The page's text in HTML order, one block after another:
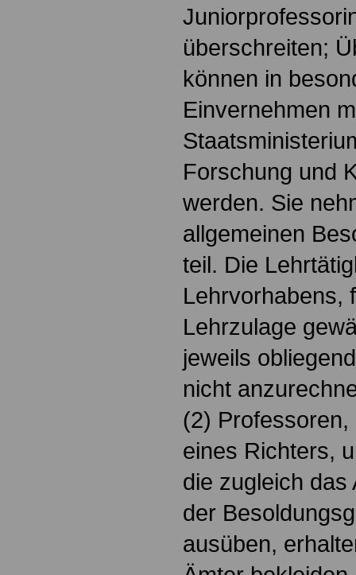
überschreiten;
können in
Einvernehmen
Forschung und
werden. Sie
allgemeinen
teil. Die
Lehrvorhabens,
Lehrzulage
jeweils
nicht
(2)
eines Richters,
die zugleich das
der
ausüben,